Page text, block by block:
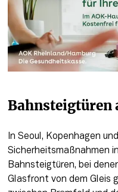
Bahnsteigtüren
In Seoul, Kopenhagen
Sicherheitsmaßnahmen
Bahnsteigtüren, bei
Glasfront von dem Gleis